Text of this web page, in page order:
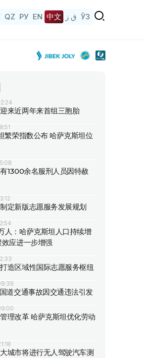
QZ РУ EN 中文 ق ز ЎЗ
来近两年来首组三胞胎
繁荣指数公布 哈萨克斯坦位
1300余名服刑人员因特赦
定新版志愿服务发展规划
人：哈萨克斯坦人口持续增
应进一步增强
造区域性国际志愿服务枢纽
道交通事故因交通违法引发
理改革 哈萨克斯坦优化劳动
城市将进行无人驾驶汽车测